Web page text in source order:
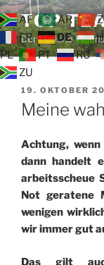
Zum
Inhalt
springen
TOP
Der tägliche
AM
19. OKTOBER
Meine
Achtung,
dann handelt
arbeitsscheue
Not geratene
wenigen
wir immer gut
Das gilt
AF AR
FR
DE
PL
PT RU
ZU